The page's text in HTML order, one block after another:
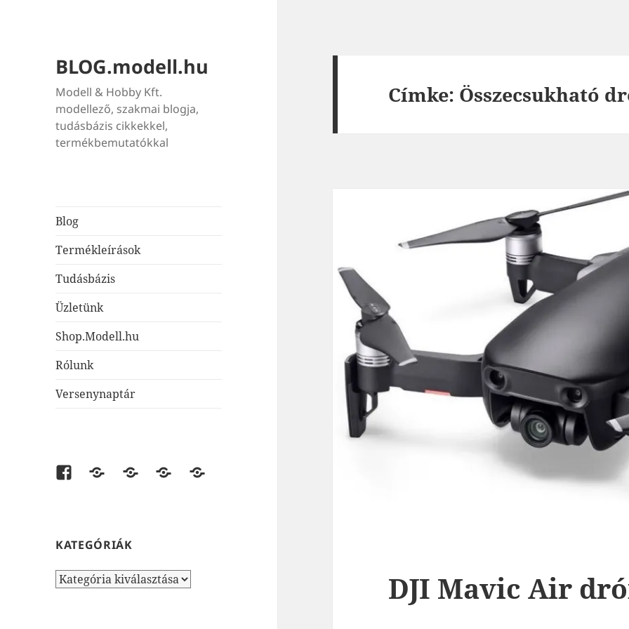
BLOG.modell.hu
Modell & Hobby Kft.
modellező, szakmai blogja,
tudásbázis cikkekkel,
termékbemutatókkal
Blog
Termékleírások
Tudásbázis
Üzletünk
Shop.Modell.hu
Rólunk
Versenynaptár
Facebookshop.modell.hu
AirsoftOne.hu
JátékNet.huJátékBolt.hu
KATEGÓRIÁK
Kategóriák
Címke: Összecsukható
DJI Mavic Air